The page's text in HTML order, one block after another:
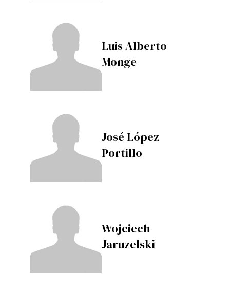
Luis Alberto
Monge
José López
Portillo
Wojciech
Jaruzelski